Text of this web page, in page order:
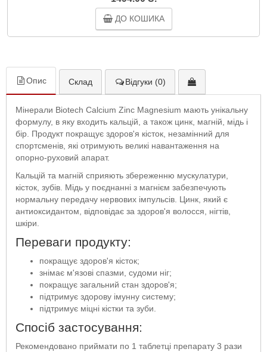
ДО КОШИКА
Опис Склад Відгуки (0)
Мінерали Biotech Calcium Zinc Magnesium мають унікальну
формулу, в яку входить кальцій, а також цинк, магній, мідь і
бір. Продукт покращує здоров'я кісток, незамінний для
спортсменів, які отримують великі навантаження на
опорно-руховий апарат.
Кальцій та магній сприяють збереженню мускулатури,
кісток, зубів. Мідь у поєднанні з магнієм забезпечують
нормальну передачу нервових імпульсів. Цинк, який є
антиоксидантом, відповідає за здоров'я волосся, нігтів,
шкіри.
Переваги продукту:
покращує здоров'я кісток;
знімає м'язові спазми, судоми ніг;
покращує загальний стан здоров'я;
підтримує здорову імунну систему;
підтримує міцні кістки та зуби.
Спосіб застосування:
Рекомендовано приймати по 1 таблетці препарату 3 рази